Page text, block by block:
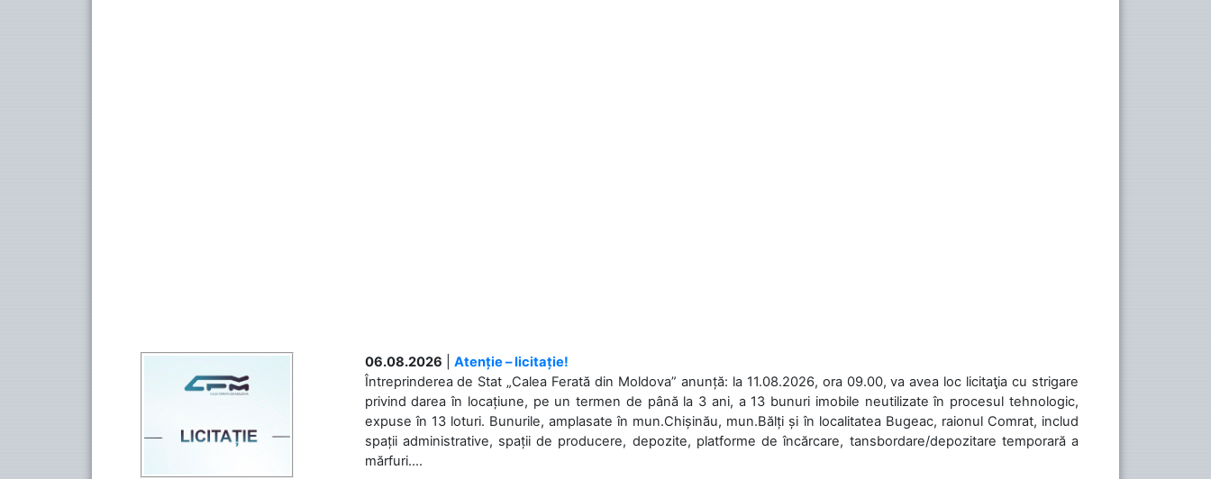
06.08.2026
Atenție – licitație!
Întreprinderea de Stat „Calea Ferată din Moldova” anunță: la 11.08.2026, ora 09.00, va avea loc licitaţia cu strigare
privind darea în locațiune, pe un termen de până la 3 ani, a 13 bunuri imobile neutilizate în procesul tehnologic,
expuse în 13 loturi. Bunurile, amplasate în mun.Chișinău, mun.Bălți și în localitatea Bugeac, raionul Comrat, includ
spații administrative, spații de producere, depozite, platforme de încărcare, tansbordare/depozitare temporară a
mărfuri....